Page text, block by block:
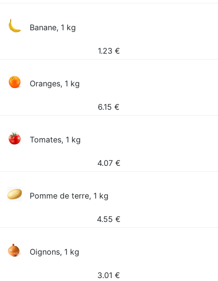
Banane, 1 kg
1.23 €
Oranges, 1 kg
6.15 €
Tomates, 1 kg
4.07 €
Pomme de terre, 1 kg
4.55 €
Oignons, 1 kg
3.01 €